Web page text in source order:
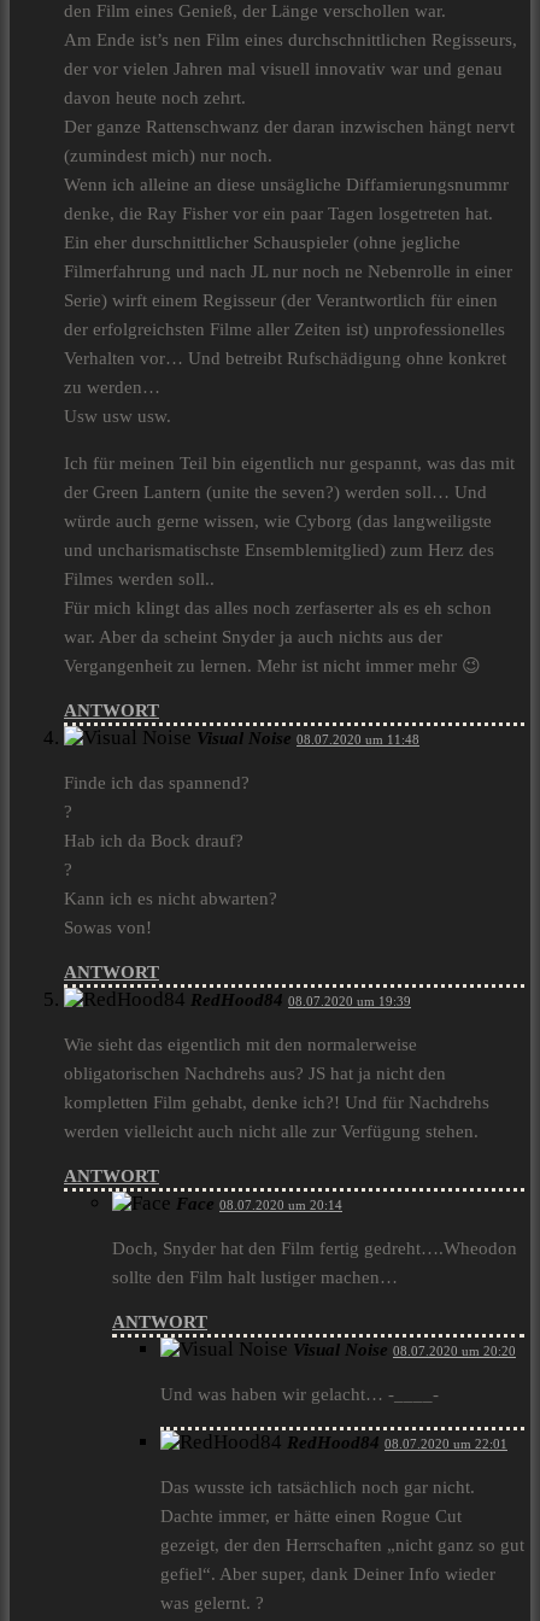
den Film eines Genieß, der Länge verschollen war.
Am Ende ist’s nen Film eines durchschnittlichen Regisseurs,
der vor vielen Jahren mal visuell innovativ war und genau
davon heute noch zehrt.
Der ganze Rattenschwanz der daran inzwischen hängt nervt
(zumindest mich) nur noch.
Wenn ich alleine an diese unsägliche Diffamierungsnummr
denke, die Ray Fisher vor ein paar Tagen losgetreten hat.
Ein eher durschnittlicher Schauspieler (ohne jegliche
Filmerfahrung und nach JL nur noch ne Nebenrolle in einer
Serie) wirft einem Regisseur (der Verantwortlich für einen
der erfolgreichsten Filme aller Zeiten ist) unprofessionelles
Verhalten vor… Und betreibt Rufschädigung ohne konkret
zu werden…
Usw usw usw.
Ich für meinen Teil bin eigentlich nur gespannt, was das mit
der Green Lantern (unite the seven?) werden soll… Und
würde auch gerne wissen, wie Cyborg (das langweiligste
und uncharismatischste Ensemblemitglied) zum Herz des
Filmes werden soll..
Für mich klingt das alles noch zerfaserter als es eh schon
war. Aber da scheint Snyder ja auch nichts aus der
Vergangenheit zu lernen. Mehr ist nicht immer mehr 😉
ANTWORT
Visual Noise 08.07.2020 um 11:48
Finde ich das spannend?
?
Hab ich da Bock drauf?
?
Kann ich es nicht abwarten?
Sowas von!
ANTWORT
RedHood84 08.07.2020 um 19:39
Wie sieht das eigentlich mit den normalerweise
obligatorischen Nachdrehs aus? JS hat ja nicht den
kompletten Film gehabt, denke ich?! Und für Nachdrehs
werden vielleicht auch nicht alle zur Verfügung stehen.
ANTWORT
Face 08.07.2020 um 20:14
Doch, Snyder hat den Film fertig gedreht….Wheodon
sollte den Film halt lustiger machen…
ANTWORT
Visual Noise 08.07.2020 um 20:20
Und was haben wir gelacht… -____-
RedHood84 08.07.2020 um 22:01
Das wusste ich tatsächlich noch gar nicht.
Dachte immer, er hätte einen Rogue Cut
gezeigt, der den Herrschaften „nicht ganz so gut
gefiel“. Aber super, dank Deiner Info wieder
was gelernt. ?